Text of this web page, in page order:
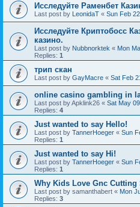
Исследуйте Раменбет
Last post by LeonidaT « Sun Feb
Исследуйте Криптобосс
казино.
Last post by Nubbnorktek « Mon
Replies: 1
трип скан
Last post by GayMacre « Sat Feb
online casino gambling in
Last post byApklink26 « Sat May
Replies: 4
Just wanted to say Hello!
Last post by TannerHoeger « Sun
Replies: 1
Just wanted to say Hi!
Last post by TannerHoeger « Sun
Replies: 1
Why Kids Love Gnc Cutting
Last post by samanthabert « Mon
Replies: 3